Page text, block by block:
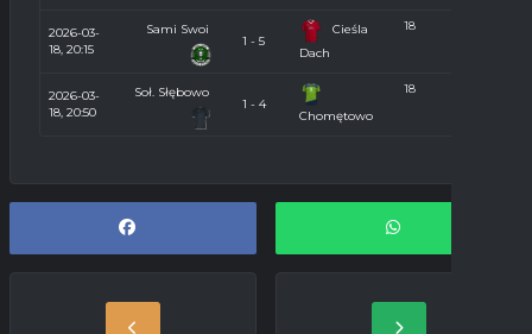
2026-03-
18, 20:15
Sami Swoi
1 - 5
Cieśla
Dach
18
2026-03-
18, 20:50
Soł. Słębowo
1 - 4
Chomętowo
18